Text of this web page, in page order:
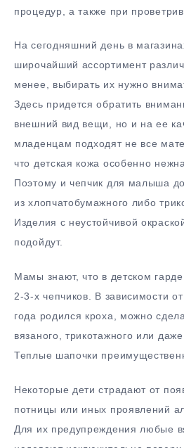
процедур, а также при
На сегодняшний день в
широчайший ассортимент
менее, выбирать их нужно
Здесь придется обратить
внешний вид вещи, но и на ее
младенцам подходят не все
что детская кожа особенно
Поэтому и чепчик для малыша
из хлопчатобумажного либо
Изделия с неустойчивой
подойдут.
Мамы знают, что в детском
2-3-х чепчиков. В зависимости
года родился кроха, можно
вязаного, трикотажного или
Теплые шапочки
Некоторые дети страдают от
потницы или иных проявлений
Для их предупреждения любые